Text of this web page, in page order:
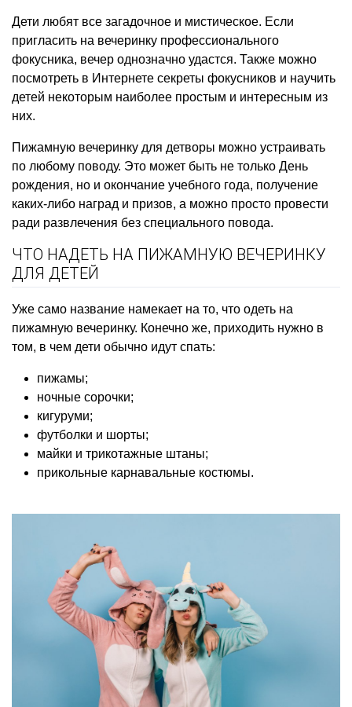
Дети любят все загадочное и мистическое. Если
пригласить на вечеринку профессионального
фокусника, вечер однозначно удастся. Также можно
посмотреть в Интернете секреты фокусников и научить
детей некоторым наиболее простым и интересным из
них.
Пижамную вечеринку для детворы можно устраивать
по любому поводу. Это может быть не только День
рождения, но и окончание учебного года, получение
каких-либо наград и призов, а можно просто провести
ради развлечения без специального повода.
ЧТО НАДЕТЬ НА ПИЖАМНУЮ ВЕЧЕРИНКУ
ДЛЯ ДЕТЕЙ
Уже само название намекает на то, что одеть на
пижамную вечеринку. Конечно же, приходить нужно в
том, в чем дети обычно идут спать:
пижамы;
ночные сорочки;
кигуруми;
футболки и шорты;
майки и трикотажные штаны;
прикольные карнавальные костюмы.